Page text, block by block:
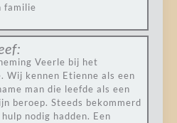
familie
Veerle bij het
Wij kennen Etienne als een
man die leefde als een
beroep. Steeds bekommerd
nodig hadden. Een